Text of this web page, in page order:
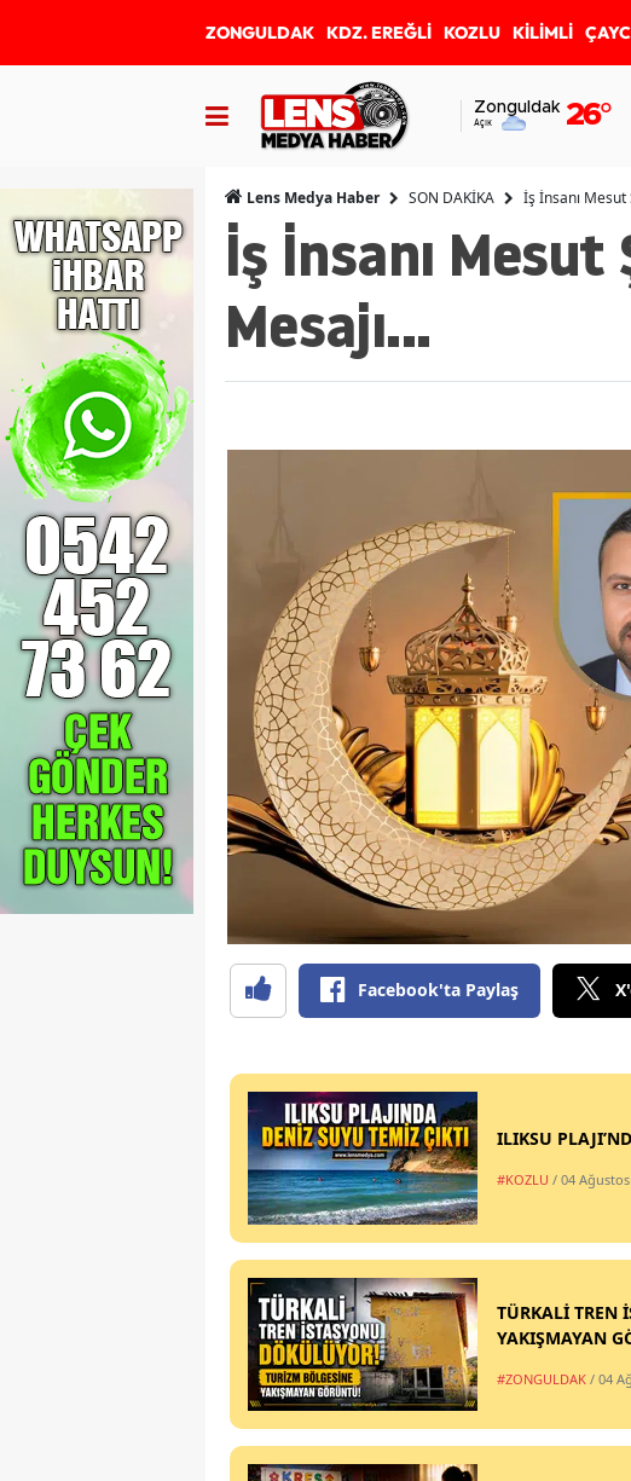
ZONGULDAK KDZ. EREĞLİ KOZLU KİLİMLİ
Zonguldak
Açık 26°
Lens Medya Haber SON DAKİKA İş İnsanı
İş İnsanı
Mesajı...
Facebook'ta Paylaş
ILIKSU
#KOZLU / 04
TÜRKALİ TREN
YAKIŞMAYAN
#ZONGULDAK / 04